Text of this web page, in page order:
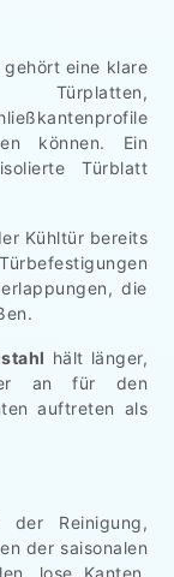
eine klare
Türplatten,
können. Ein
Türblatt
Kühltür bereits
die
hält länger,
an für den
auftreten als
der Reinigung,
der saisonalen
lose Kanten,